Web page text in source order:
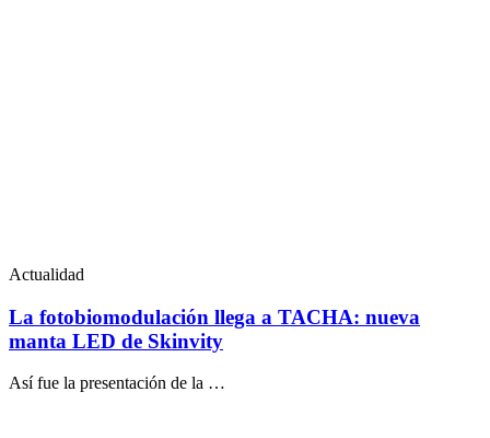
Actualidad
La fotobiomodulación llega a TACHA: nueva
manta LED de Skinvity
Así fue la presentación de la …